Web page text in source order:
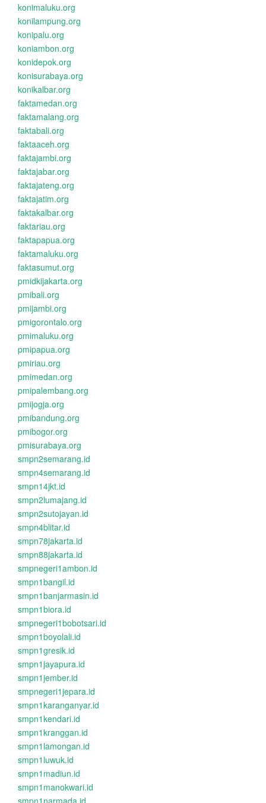
konimaluku.org
konilampung.org
konipalu.org
koniambon.org
konidepok.org
konisurabaya.org
konikalbar.org
faktamedan.org
faktamalang.org
faktabali.org
faktaaceh.org
faktajambi.org
faktajabar.org
faktajateng.org
faktajatim.org
faktakalbar.org
faktariau.org
faktapapua.org
faktamaluku.org
faktasumut.org
pmidkijakarta.org
pmibali.org
pmijambi.org
pmigorontalo.org
pmimaluku.org
pmipapua.org
pmiriau.org
pmimedan.org
pmipalembang.org
pmijogja.org
pmibandung.org
pmibogor.org
pmisurabaya.org
smpn2semarang.id
smpn4semarang.id
smpn14jkt.id
smpn2lumajang.id
smpn2sutojayan.id
smpn4blitar.id
smpn78jakarta.id
smpn88jakarta.id
smpnegeri1ambon.id
smpn1bangil.id
smpn1banjarmasin.id
smpn1biora.id
smpnegeri1bobotsari.id
smpn1boyolali.id
smpn1gresik.id
smpn1jayapura.id
smpn1jember.id
smpnegeri1jepara.id
smpn1karanganyar.id
smpn1kendari.id
smpn1kranggan.id
smpn1lamongan.id
smpn1luwuk.id
smpn1madiun.id
smpn1manokwari.id
smpn1narmada.id